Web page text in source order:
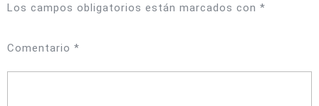
Los campos obligatorios están marcados con *
Comentario *